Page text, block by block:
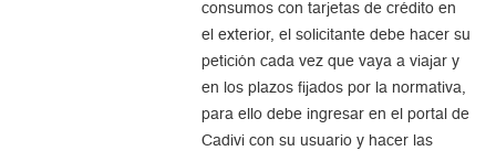
consumos con tarjetas de crédito en
el exterior, el solicitante debe hacer su
petición cada vez que vaya a viajar y
en los plazos fijados por la normativa,
para ello debe ingresar en el portal de
Cadivi con su usuario y hacer las